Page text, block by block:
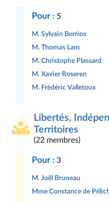
Pour : 5
M. Sylvain Berrios
M. Thomas Lam
M. Christophe Plassard
M. Xavier Roseren
M. Frédéric Valletoux
Libertés,
Territoires
(22 membres)
Pour : 3
M. Joël Bruneau
Mme Constance de